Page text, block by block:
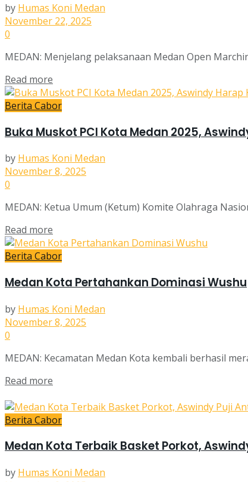
by Humas Koni Medan
November 22, 2025
0
MEDAN: Menjelang pelaksanaan Medan Open
Read more
Berita Cabor
Buka Muskot PCI Kota Medan 2025,
by Humas Koni Medan
November 8, 2025
0
MEDAN: Ketua Umum (Ketum) Komite Olahraga
Read more
Berita Cabor
Medan Kota Pertahankan Dominasi Wushu
by Humas Koni Medan
November 8, 2025
0
MEDAN: Kecamatan Medan Kota kembali berhasil
Read more
Berita Cabor
Medan Kota Terbaik Basket Porkot,
by Humas Koni Medan